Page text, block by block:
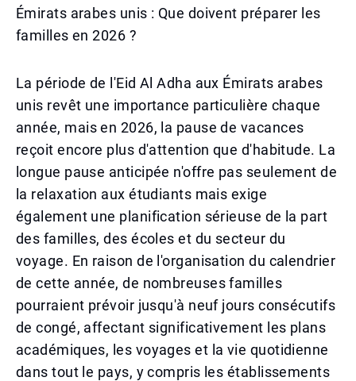
Émirats arabes unis : Que doivent préparer les
familles en 2026 ?
La période de l'Eid Al Adha aux Émirats arabes
unis revêt une importance particulière chaque
année, mais en 2026, la pause de vacances
reçoit encore plus d'attention que d'habitude. La
longue pause anticipée n'offre pas seulement de
la relaxation aux étudiants mais exige
également une planification sérieuse de la part
des familles, des écoles et du secteur du
voyage. En raison de l'organisation du calendrier
de cette année, de nombreuses familles
pourraient prévoir jusqu'à neuf jours consécutifs
de congé, affectant significativement les plans
académiques, les voyages et la vie quotidienne
dans tout le pays, y compris les établissements